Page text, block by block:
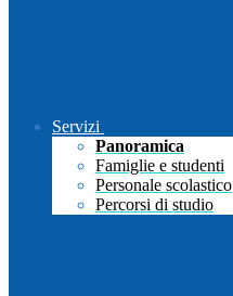
Servizi
Panoramica
Famiglie e studenti
Personale scolastico
Percorsi di studio